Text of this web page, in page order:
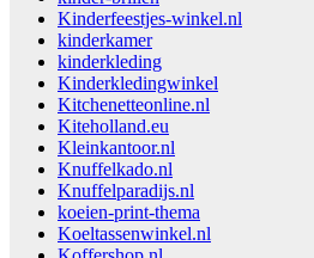
Kinderfeestjes-winkel.nl
kinderkamer
kinderkleding
Kinderkledingwinkel
Kitchenetteonline.nl
Kiteholland.eu
Kleinkantoor.nl
Knuffelkado.nl
Knuffelparadijs.nl
koeien-print-thema
Koeltassenwinkel.nl